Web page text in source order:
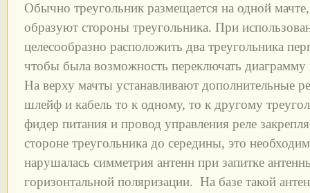
Обычно треугольник размещается на одной
образуют стороны треугольника. При
целесообразно расположить два треугольника
чтобы была возможность переключать диаграмму
На верху мачты устанавливают дополнительные
шлейф и кабель то к одному, то к другому
фидер питания и провод управления реле
стороне треугольника до середины, это
нарушалась симметрия антенн при запитке
горизонтальной поляризации. На базе такой